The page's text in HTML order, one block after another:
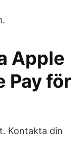
Apple
Pay för
Kontakta din